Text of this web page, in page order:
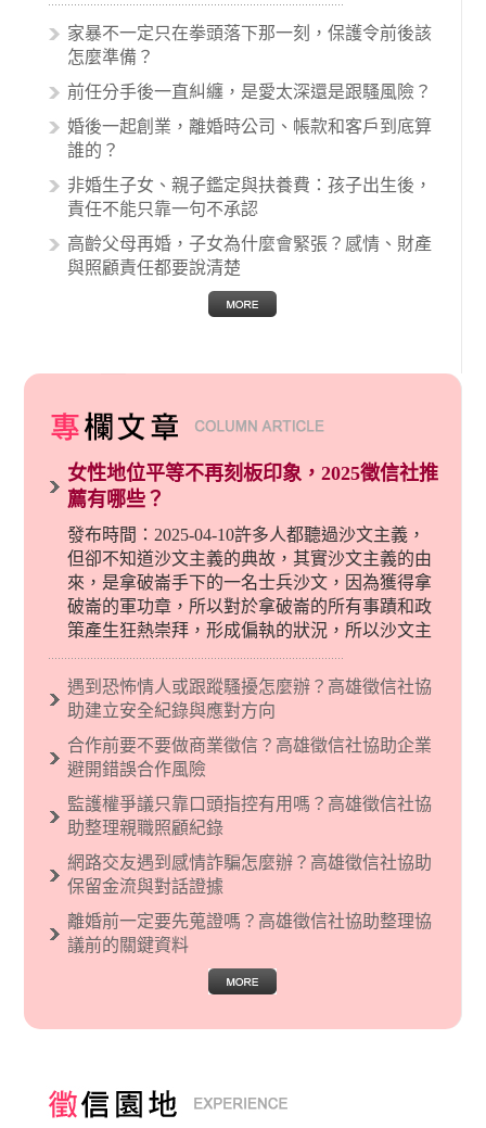
生與病患之間引起的糾紛還是經常發生。很多案
例中最後都走向訴訟流程，我們如果不幸遇到相
的內容其實非常多，有些案例…
家暴不一定只在拳頭落下那一刻，保護令前後該
怎麼準備？
前任分手後一直糾纏，是愛太深還是跟騷風險？
婚後一起創業，離婚時公司、帳款和客戶到底算
誰的？
非婚生子女、親子鑑定與扶養費：孩子出生後，
責任不能只靠一句不承認
高齡父母再婚，子女為什麼會緊張？感情、財產
與照顧責任都要說清楚
女性地位平等不再刻板印象，2025徵信社推
薦有哪些？
發布時間：2025-04-10許多人都聽過沙文主義，
但卻不知道沙文主義的典故，其實沙文主義的由
來，是拿破崙手下的一名士兵沙文，因為獲得拿
破崙的軍功章，所以對於拿破崙的所有事蹟和政
策產生狂熱崇拜，形成偏執的狀況，所以沙文主
義後來就被拿來暗指偏見和歧視，而且有沙文主
義傾向的人，通常對於自己的國家和民族有超強
烈的卓越感，因而瞧不起其他國家的人，所以沙
現了男性沙文…
遇到恐怖情人或跟蹤騷擾怎麼辦？高雄徵信社協
助建立安全紀錄與應對方向
合作前要不要做商業徵信？高雄徵信社協助企業
避開錯誤合作風險
監護權爭議只靠口頭指控有用嗎？高雄徵信社協
助整理親職照顧紀錄
網路交友遇到感情詐騙怎麼辦？高雄徵信社協助
保留金流與對話證據
離婚前一定要先蒐證嗎？高雄徵信社協助整理協
議前的關鍵資料